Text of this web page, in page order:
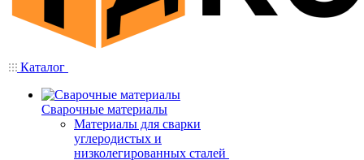
Каталог
Сварочные материалы
Материалы для сварки
углеродистых и
низколегированных сталей